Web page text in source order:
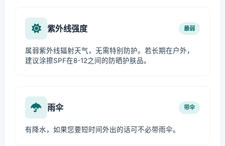
紫外线强度 最弱
属弱紫外线辐射天气，无需特别防护。若长期在户外，
建议涂擦SPF在8-12之间的防晒护肤品。
雨伞 带伞
有降水，如果您要短时间外出的话可不必带雨伞。